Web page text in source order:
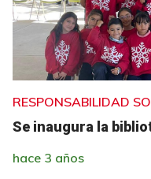
RESPONSABILIDAD
Se inaugura la
hace 3 años